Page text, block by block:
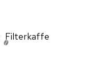
Filterkaffe